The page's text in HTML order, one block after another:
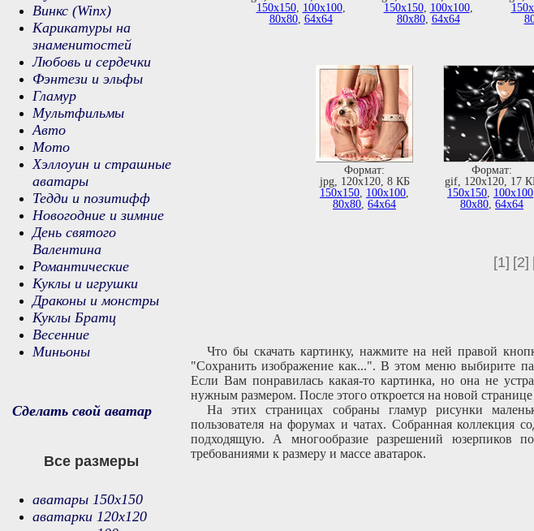
150х150, 100х100,
80х80, 64х64
150х150, 100х100,
80х80, 64х64
Формат:
jpg, 120х120, 8 КБ
150х150, 100х100,
80х80, 64х64
Формат:
gif, 120х120, 17
150х150, 100х100
80х80, 64х64
[1] [2]
Что бы скачать картинку, нажмите на ней правой
"Сохранить изображение как...". В этом меню выбирите
Если Вам понравилась какая-то картинка, но она не
нужным размером. После этого откроется на новой
На этих страницах собраны гламур рисунки
пользователя на форумах и чатах. Собранная коллекция
подходящую. А многообразие разрешений юзерпиков
требованиями к размеру и массе аватарок.
Винкс (Winx)
Карикатуры на
знаменитостей
Любовь и сердечки
Фэнтези и эльфы
Гламур
Мультфильмы
Авто
Мото
Хэллоуин и страшные
аватары
Тедди и позитифф
Новогодние и зимние
День святого
Валентина
Романтические
Куклы и игрушки
Драконы и монстры
Куклы Братц
Весенние
Миньоны
Сделать свой аватар
Все размеры
аватары 150х150
аватарки 120х120